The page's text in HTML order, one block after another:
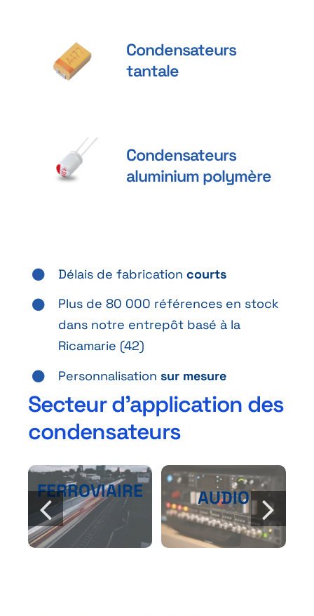
Condensateurs
tantale
Condensateurs
aluminium polymère
Délais de fabricationcourts
Plus de 80 000 références en stock
dans notre entrepôt basé à la
Ricamarie (42)
Personnalisationsur mesure
Secteur d’application des
condensateurs
FERROVIAIRE AUDIO